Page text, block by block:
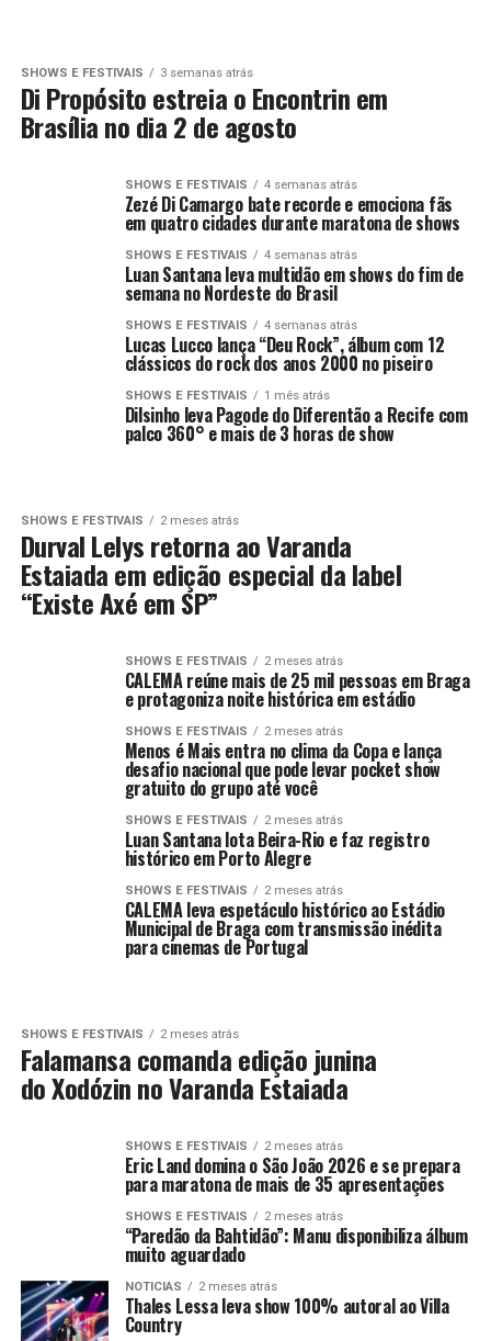
SHOWS E FESTIVAIS 3 semanas atrás
Di Propósito estreia o Encontrin em
Brasília no dia 2 de agosto
SHOWS E FESTIVAIS 4 semanas atrás
Zezé Di Camargo bate recorde e emociona fãs
em quatro cidades durante maratona de shows
SHOWS E FESTIVAIS 4 semanas atrás
Luan Santana leva multidão em shows do fim de
semana no Nordeste do Brasil
SHOWS E FESTIVAIS 4 semanas atrás
Lucas Lucco lança “Deu Rock”, álbum com 12
clássicos do rock dos anos 2000 no piseiro
SHOWS E FESTIVAIS 1 mês atrás
Dilsinho leva Pagode do Diferentão a Recife com
palco 360° e mais de 3 horas de show
SHOWS E FESTIVAIS 2 meses atrás
Durval Lelys retorna ao Varanda
Estaiada em edição especial da label
“Existe Axé em SP”
SHOWS E FESTIVAIS 2 meses atrás
CALEMA reúne mais de 25 mil pessoas em Braga
e protagoniza noite histórica em estádio
SHOWS E FESTIVAIS 2 meses atrás
Menos é Mais entra no clima da Copa e lança
desafio nacional que pode levar pocket show
gratuito do grupo até você
SHOWS E FESTIVAIS 2 meses atrás
Luan Santana lota Beira-Rio e faz registro
histórico em Porto Alegre
SHOWS E FESTIVAIS 2 meses atrás
CALEMA leva espetáculo histórico ao Estádio
Municipal de Braga com transmissão inédita
para cinemas de Portugal
SHOWS E FESTIVAIS 2 meses atrás
Falamansa comanda edição junina
do Xodózin no Varanda Estaiada
SHOWS E FESTIVAIS 2 meses atrás
Eric Land domina o São João 2026 e se prepara
para maratona de mais de 35 apresentações
SHOWS E FESTIVAIS 2 meses atrás
“Paredão da Bahtidão”: Manu disponibiliza álbum
muito aguardado
NOTICIAS 2 meses atrás
Thales Lessa leva show 100% autoral ao Villa
Country